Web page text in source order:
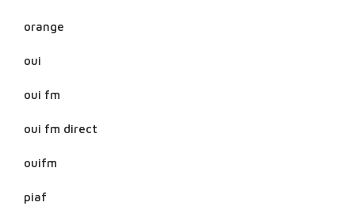
orange
oui
oui fm
oui fm direct
ouifm
piaf